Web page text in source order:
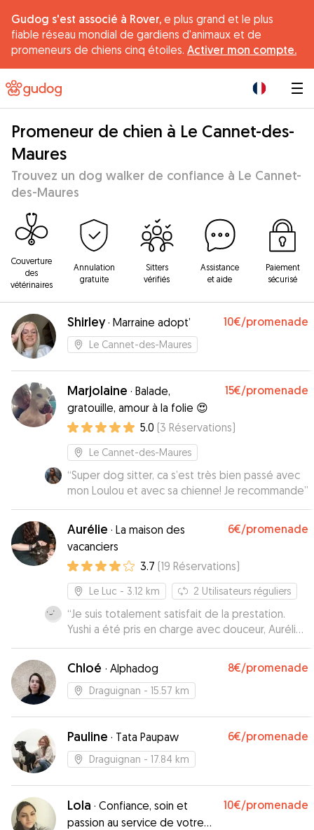
Gudog s'est associé à Rover, e plus grand et le plus
fiable réseau mondial de gardiens d'animaux et de
promeneurs de chiens cinq étoiles. Activer mon compte.
Promeneur de chien à Le Cannet-des-
Maures
Trouvez un dog walker de confiance à Le Cannet-
des-Maures
Couverture
des
vétérinaires
Annulation
gratuite
Sitters
vérifiés
Assistance
et aide
Paiement
sécurisé
Shirley· Marraine adopt’ 10€/promenade
Le Cannet-des-Maures
Marjolaine · Balade,
gratouille, amour à la folie 😍
15€/promenade
5.0 (3 Réservations)
Le Cannet-des-Maures
“Super dog sitter, ca s’est très bien passé avec
mon Loulou et avec sa chienne! Je recommande”
Aurélie · La maison des
vacanciers
6€/promenade
3.7 (19 Réservations)
Le Luc - 3.12 km 2 Utilisateurs réguliers
“Je suis totalement satisfait de la prestation.
Yushi a été pris en charge avec douceur, Aurélie
m'a envoyé un petit SMS avec une photo dans la
soirée. Rien à dire, je recommande cette dog
sitter.”
Chloé · Alphadog 8€/promenade
Draguignan - 15.57 km
Pauline · Tata Paupaw 6€/promenade
Draguignan - 17.84 km
Lola · Confiance, soin et
passion au service de votre
10€/promenade